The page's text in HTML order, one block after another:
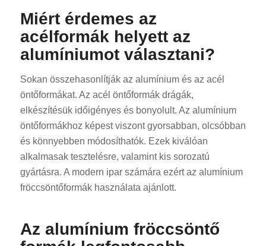
Miért érdemes az
acélformák helyett az
alumíniumot választani?
Sokan összehasonlítják az alumínium és az acél
öntőformákat. Az acél öntőformák drágák,
elkészítésük időigényes és bonyolult. Az alumínium
öntőformákhoz képest viszont gyorsabban, olcsóbban
és könnyebben módosíthatók. Ezek kiválóan
alkalmasak tesztelésre, valamint kis sorozatú
gyártásra. A modern ipar számára ezért az alumínium
fröccsöntőformák használata ajánlott.
Az alumínium fröccsöntő